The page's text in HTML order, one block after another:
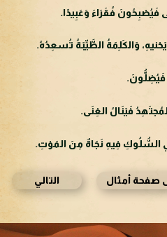
فَيُصْبِحُونَ فُقَرَاءَ وَعَبِيدًا.
وَالكَلِمَةُ الطَّيِّبَةُ تُسعِدُهُ.
فَيُضِلُّونَ.
فَيَنَالُ الغِنَى.
السُّلُوكِ فِيهِ نَجَاةٌ مِنَ المَوْتِ.
صفحة أمثال التالي